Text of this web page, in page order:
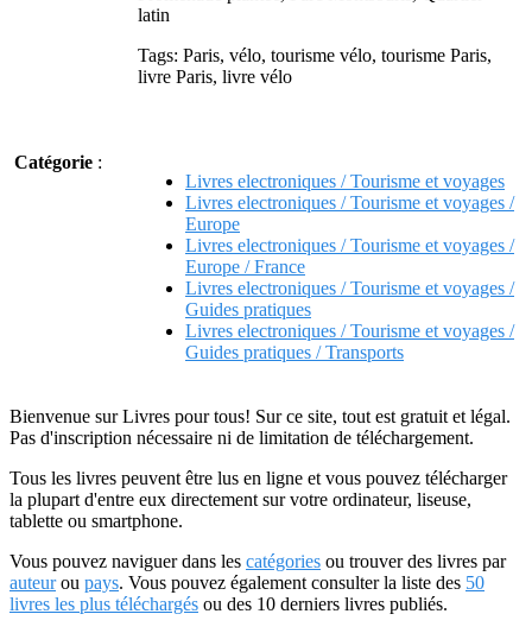
latin
Tags: Paris, vélo, tourisme vélo, tourisme Paris,
livre Paris, livre vélo
Catégorie :
Livres electroniques / Tourisme et voyages
Livres electroniques / Tourisme et voyages /
Europe
Livres electroniques / Tourisme et voyages /
Europe / France
Livres electroniques / Tourisme et voyages /
Guides pratiques
Livres electroniques / Tourisme et voyages /
Guides pratiques / Transports
Bienvenue sur Livres pour tous! Sur ce site, tout est gratuit et légal.
Pas d'inscription nécessaire ni de limitation de téléchargement.
Tous les livres peuvent être lus en ligne et vous pouvez télécharger
la plupart d'entre eux directement sur votre ordinateur, liseuse,
tablette ou smartphone.
Vous pouvez naviguer dans les catégories ou trouver des livres par
auteurou pays. Vous pouvez également consulter la liste des 50
livres les plus téléchargés ou des 10 derniers livres publiés.